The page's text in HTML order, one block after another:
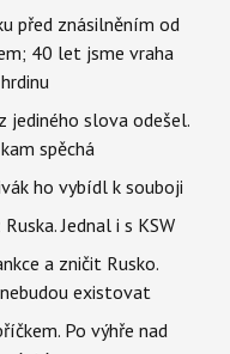
před znásilněním od
40 let jsme vraha
jediného slova odešel.
spěchá
ho vybídl k souboji
Jednal i s KSW
a zničit Rusko.
existovat
Po výhře nad